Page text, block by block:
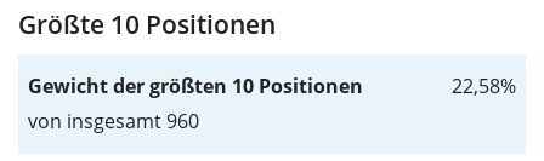
Größte 10 Positionen
Gewicht der größten 10 Positionen
von insgesamt 960
22,58%